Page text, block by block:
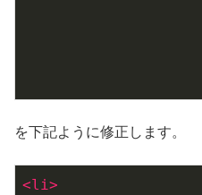
を下記ように修正します。
<li>